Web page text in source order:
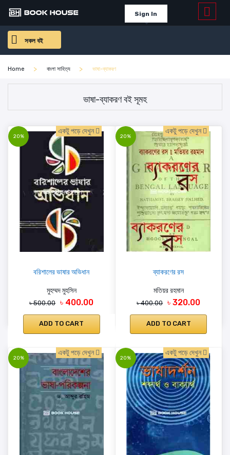
Sign In
সকল বই
Home বাংলা সাহিত্য ভাষা-ব্যাকরণ
ভাষা-ব্যাকরণ বই সূমহ
20%
একটু পড়ে দেখুন
বরিশালের ভাষার অভিধান
মুহম্মদ মুহসিন
৳ 500.00 ৳ 400.00
ADD TO CART
20%
একটু পড়ে দেখুন
ব্যাকরণের রস
মতিয়র রহমান
৳ 400.00 ৳ 320.00
ADD TO CART
20%
একটু পড়ে দেখুন
20%
একটু পড়ে দেখুন